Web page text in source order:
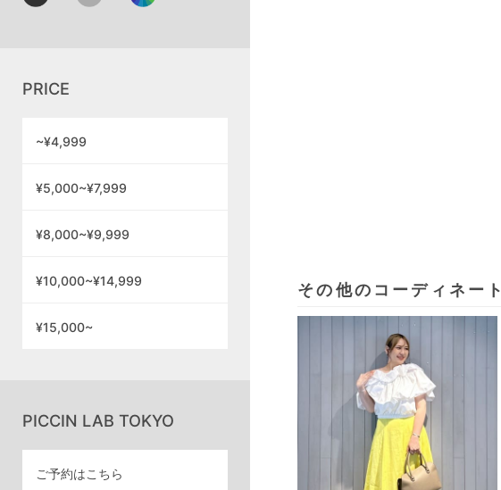
PRICE
~¥4,999
¥5,000~¥7,999
¥8,000~¥9,999
¥10,000~¥14,999
¥15,000~
PICCIN LAB TOKYO
ご予約はこちら
その他のコーディネート